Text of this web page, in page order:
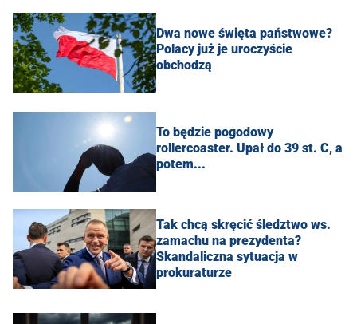
Dwa nowe święta państwowe?
Polacy już je uroczyście
obchodzą
To będzie pogodowy
rollercoaster. Upał do 39 st. C, a
potem...
Tak chcą skręcić śledztwo ws.
zamachu na prezydenta?
Skandaliczna sytuacja w
prokuraturze